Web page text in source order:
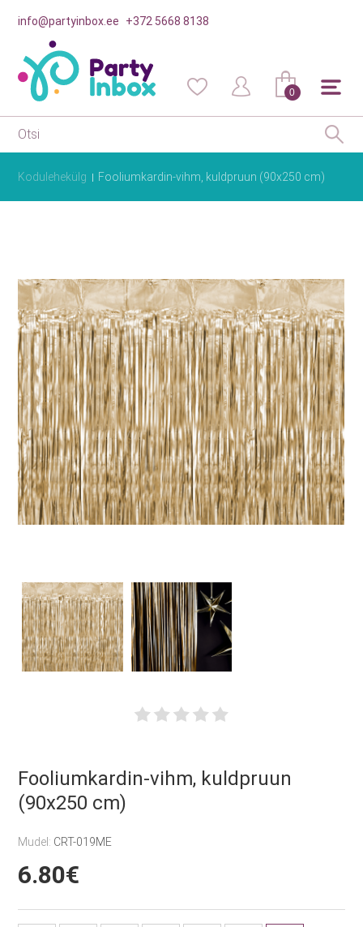
info@partyinbox.ee +372 5668 8138
0
Kodulehekülg Fooliumkardin-vihm, kuldpruun (90x250 cm)
Fooliumkardin-vihm, kuldpruun
(90x250 cm)
Mudel: CRT-019ME
6.80€